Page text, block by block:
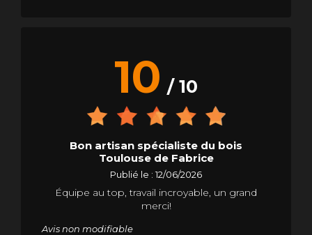
10 / 10
Bon artisan spécialiste du bois
Toulouse de Fabrice
Publié le : 12/06/2026
Équipe au top, travail incroyable, un grand
merci!
Avis non modifiable